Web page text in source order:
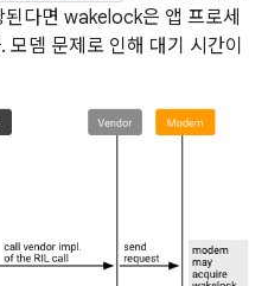
다면 wakelock은 앱 프로세
뎀 문제로 인해 대기 시간이